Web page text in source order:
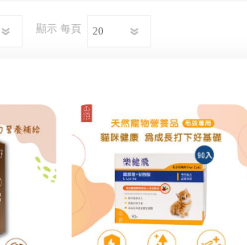
┌─ 其他專區 ─┐
顯示 每頁